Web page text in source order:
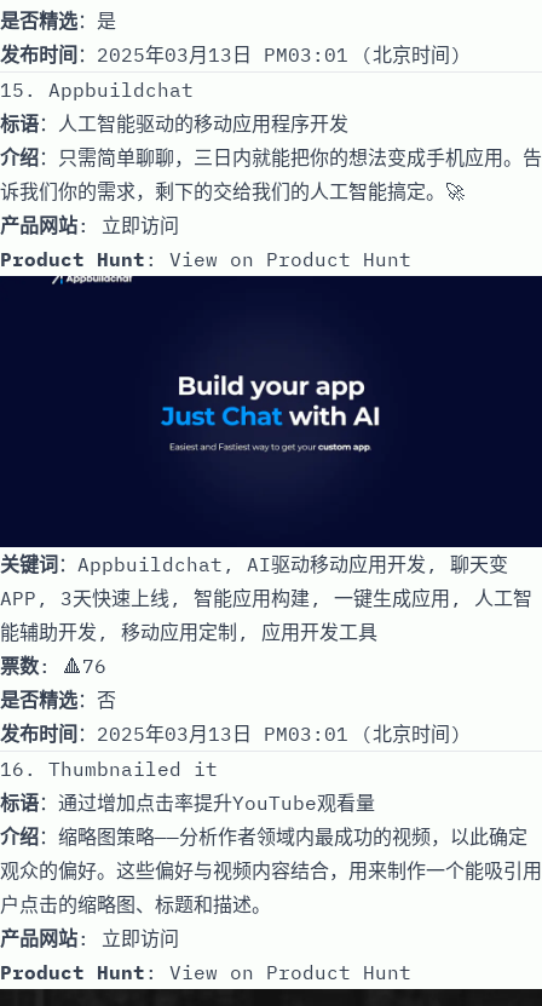
是否精选：是
发布时间 ：2025年03月13日 PM03:01 (北京时间)
15. Appbuildchat
标语：人工智能驱动的移动应用程序开发
介绍：只需简单聊聊，三日内就能把你的想法变成手机应用。告
诉我们你的需求，剩下的交给我们的人工智能搞定。🚀
产品网站: 立即访问
Product Hunt : View on Product Hunt
关键词：Appbuildchat, AI驱动移动应用开发, 聊天变
APP, 3天快速上线, 智能应用构建, 一键生成应用, 人工智
能辅助开发, 移动应用定制, 应用开发工具
票数: 🔺76
是否精选：否
发布时间 ：2025年03月13日 PM03:01 (北京时间)
16. Thumbnailed it
标语：通过增加点击率提升YouTube观看量
介绍：缩略图策略——分析作者领域内最成功的视频，以此确定
观众的偏好。这些偏好与视频内容结合，用来制作一个能吸引用
户点击的缩略图、标题和描述。
产品网站: 立即访问
Product Hunt : View on Product Hunt